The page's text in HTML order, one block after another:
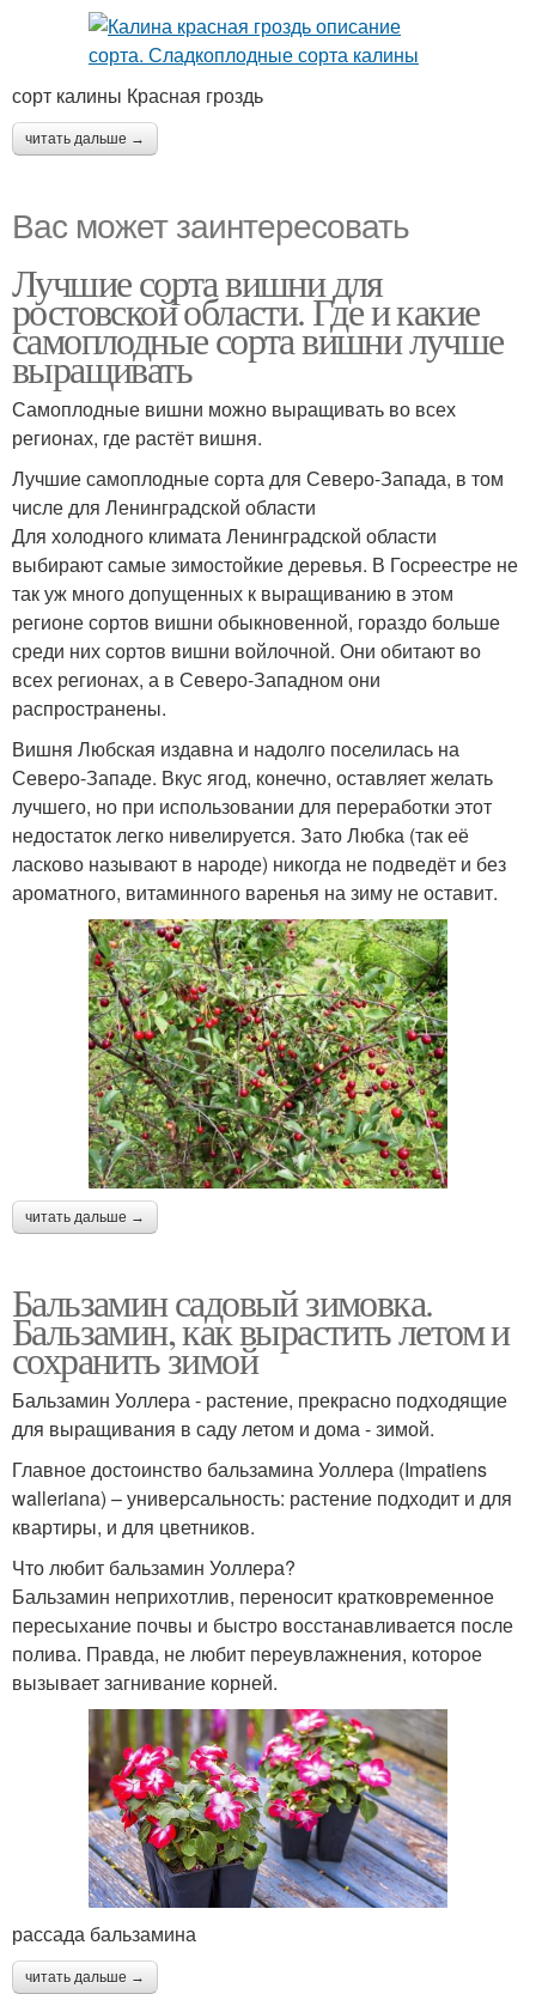
сорт калины Красная гроздь
читать дальше →
Вас может заинтересовать
Лучшие сорта вишни для
ростовской области. Где и какие
самоплодные сорта вишни лучше
выращивать
Самоплодные вишни можно выращивать во всех
регионах, где растёт вишня.
Лучшие самоплодные сорта для Северо-Запада, в том
числе для Ленинградской области
Для холодного климата Ленинградской области
выбирают самые зимостойкие деревья. В Госреестре не
так уж много допущенных к выращиванию в этом
регионе сортов вишни обыкновенной, гораздо больше
среди них сортов вишни войлочной. Они обитают во
всех регионах, а в Северо-Западном они
распространены.
Вишня Любская издавна и надолго поселилась на
Северо-Западе. Вкус ягод, конечно, оставляет желать
лучшего, но при использовании для переработки этот
недостаток легко нивелируется. Зато Любка (так её
ласково называют в народе) никогда не подведёт и без
ароматного, витаминного варенья на зиму не оставит.
читать дальше →
Бальзамин садовый зимовка.
Бальзамин, как вырастить летом и
сохранить зимой
Бальзамин Уоллера - растение, прекрасно подходящие
для выращивания в саду летом и дома - зимой.
Главное достоинство бальзамина Уоллера (Impatiens
walleriana) – универсальность: растение подходит и для
квартиры, и для цветников.
Что любит бальзамин Уоллера?
Бальзамин неприхотлив, переносит кратковременное
пересыхание почвы и быстро восстанавливается после
полива. Правда, не любит переувлажнения, которое
вызывает загнивание корней.
рассада бальзамина
читать дальше →